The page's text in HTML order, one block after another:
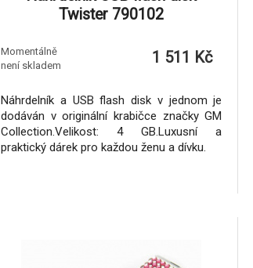
Twister 790102
Momentálně
není skladem
1 511 Kč
Náhrdelník a USB flash disk v jednom je
dodáván v originální krabičce značky GM
Collection.Velikost: 4 GB.Luxusní a
praktický dárek pro každou ženu a dívku.